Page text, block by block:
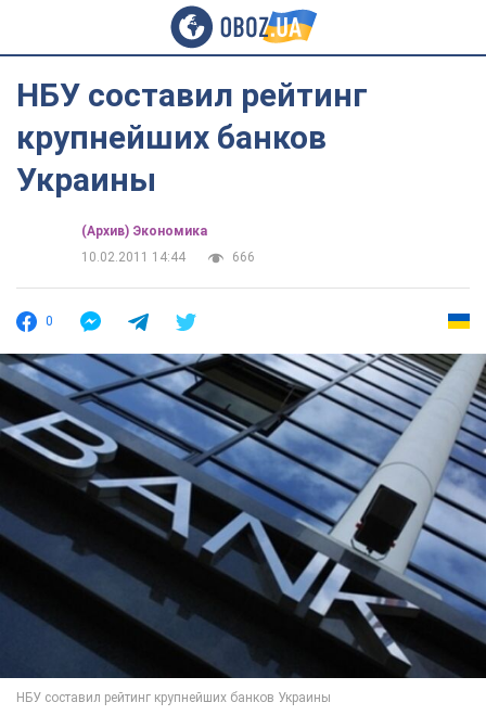
НБУ составил рейтинг
крупнейших банков
Украины
(Архив) Экономика
10.02.2011 14:44
666
0